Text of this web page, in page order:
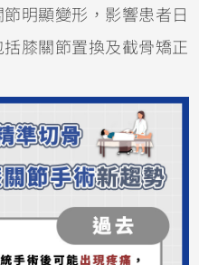
明顯變形，影響患者日
膝關節置換及截骨矯正